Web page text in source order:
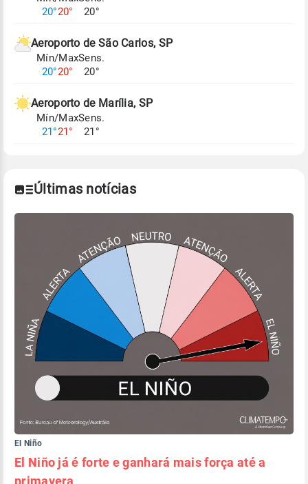
20°20°
20°
Aeroporto de São Carlos, SP
Mín/Max
20°20°
Sens.
20°
Aeroporto de Marília, SP
Mín/Max
21°21°
Sens.
21°
Últimas notícias
El Niño
El Niño já é forte e ganhará mais força até a